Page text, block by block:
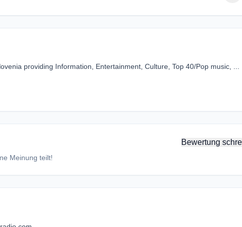
providing Information, Entertainment, Culture, Top 40/Pop music, ...
Bewertung
Meinung teilt!